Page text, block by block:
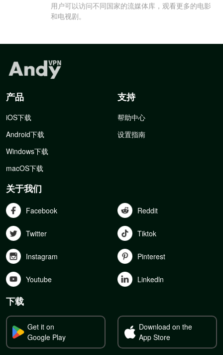
用户可以访问不同国家的流媒体库，观看更多的电影
和电视剧。
产品
iOS下载
Android下载
Windows下载
macOS下载
支持
帮助中心
设置指南
关于我们
Facebook Reddit
Twitter Tiktok
Instagram Pinterest
Youtube Linkedln
下载
Get it on
Google Play
Download on the
App Store